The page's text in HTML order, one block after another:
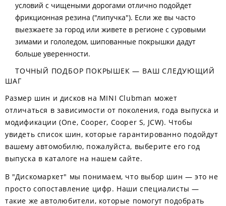
условий с чищеными дорогами отлично подойдет
фрикционная резина ("липучка"). Если же вы часто
выезжаете за город или живете в регионе с суровыми
зимами и гололедом, шипованные покрышки дадут
больше уверенности.
ТОЧНЫЙ ПОДБОР ПОКРЫШЕК — ВАШ СЛЕДУЮЩИЙ
ШАГ
Размер шин и дисков на MINI Clubman может
отличаться в зависимости от поколения, года выпуска и
модификации (One, Cooper, Cooper S, JCW). Чтобы
увидеть список шин, которые гарантированно подойдут
вашему автомобилю, пожалуйста, выберите его год
выпуска в каталоге на нашем сайте.
В "Дискомаркет" мы понимаем, что выбор шин — это не
просто сопоставление цифр. Наши специалисты —
такие же автолюбители, которые помогут подобрать